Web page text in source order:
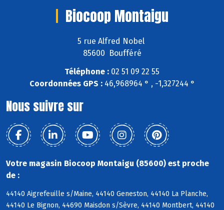
Biocoop Montaigu
5 rue Alfred Nobel
85600 Boufféré
Téléphone : 02 51 09 22 55
Coordonnées GPS :46,968964 ° , -1,327244 °
Nous suivre sur
Votre magasin Biocoop Montaigu (85600) est proche
de :
44140 Aigrefeuille s/Maine, 44140 Geneston, 44140 La Planche,
44140 Le Bignon, 44690 Maisdon s/Sèvre, 44140 Montbert, 44140